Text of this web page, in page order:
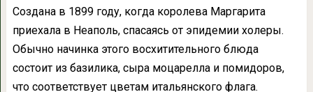
Создана в 1899 году, когда королева Маргарита
приехала в Неаполь, спасаясь от эпидемии холеры.
Обычно начинка этого восхитительного блюда
состоит из базилика, сыра моцарелла и помидоров,
что соответствует цветам итальянского флага.